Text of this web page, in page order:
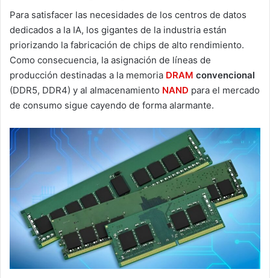
Para satisfacer las necesidades de los centros de datos
dedicados a la IA, los gigantes de la industria están
priorizando la fabricación de chips de alto rendimiento.
Como consecuencia, la asignación de líneas de
producción destinadas a la memoria DRAM convencional
(DDR5, DDR4) y al almacenamiento NAND para el mercado
de consumo sigue cayendo de forma alarmante.